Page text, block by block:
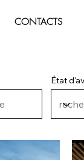
CONTACTS
État